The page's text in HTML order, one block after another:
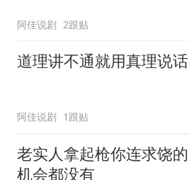
阿佳说剧 2跟贴
道理讲不通就用真理说话
阿佳说剧 1跟贴
老实人拿起枪你连求饶的
机会都没有